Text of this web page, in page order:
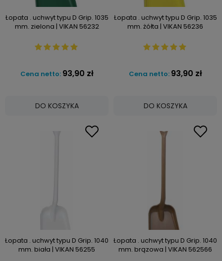
Łopata . uchwyt typu D Grip. 1035
mm. zielona | VIKAN 56232
Cena netto: 93,90 zł
DO KOSZYKA
Łopata . uchwyt typu D Grip. 1035
mm. żółta | VIKAN 56236
Cena netto: 93,90 zł
DO KOSZYKA
Łopata . uchwyt typu D Grip. 1040
mm. biała | VIKAN 56255
Łopata . uchwyt typu D Grip. 1040
mm. brązowa | VIKAN 562566